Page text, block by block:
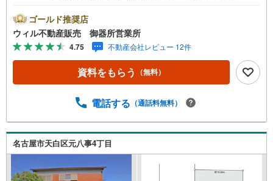
名古屋市昭和区、天白区の直接のご売却依頼を数多くいた
だいている不動産仲介会社です。ネット上で分かる立地環
境はもちろん、過去にお任せいただいたお客様に現地の生
の声をもとに住戸環境を提案致します。＼平日のお住まい
探しの方へ/弊社では平日にご内覧・契約など平日にお住ま
い探しをされるお客様にサービスをご用意しています。＼
ています。事前にご予約頂きましたら営業時間外でのご内
ある方へ/不動産業者間で不動産情報が共有されているの
で、名古屋市全域や、その他隣接エリアでもご内覧が可能
です！ 【御器所営業所】○地下鉄桜通線、鶴舞線「御器
所」駅徒歩1分○お子様が遊べるキッズスペースあり○定休
日ございません
ゴールド推奨店
ウィル不動産販売 御器所営業所
4.75 不動産会社レビュー 12件
資料をもらう （無料）
電話する （通話料無料）
名古屋市天白区元八事4丁目